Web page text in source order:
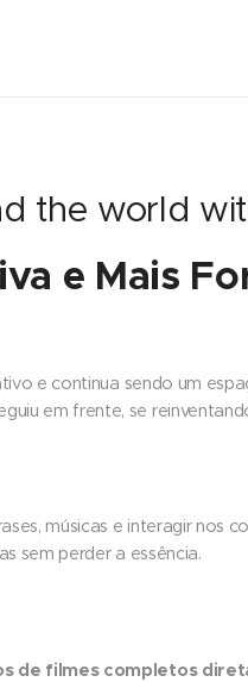
the world
e Mais
e continua sendo um
em frente, se
músicas e interagir nos
sem perder a essência.
de filmes completos